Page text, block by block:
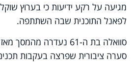
מגיעה על רקע ידיעות כי בערוץ
לפאנל התוכנית שבה השתתפה.
סוואלה בת ה-61 נעדרה
סערה ציבורית שפרצה בעקבות